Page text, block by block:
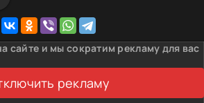
сайте и мы сократим рекламу для вас
рекламу